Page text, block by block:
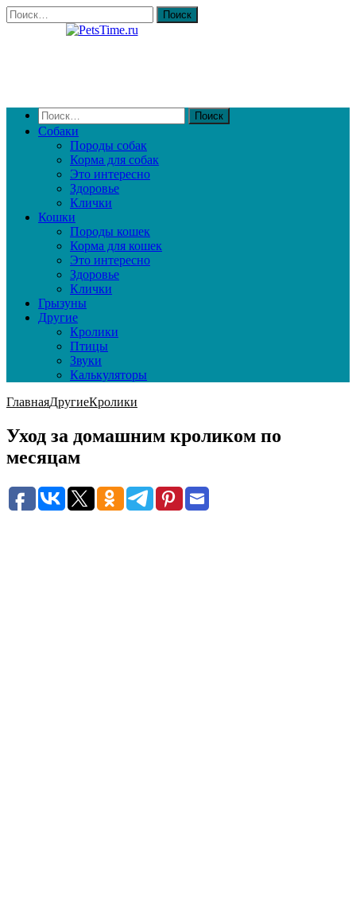
Собаки
Породы собак
Корма для собак
Это интересно
Здоровье
Клички
Кошки
Породы кошек
Корма для кошек
Это интересно
Здоровье
Клички
Грызуны
Другие
Кролики
Птицы
Звуки
Калькуляторы
ГлавнаяДругиеКролики
Уход за домашним кроликом по
месяцам